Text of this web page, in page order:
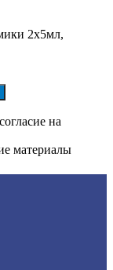
2х5мл,
на